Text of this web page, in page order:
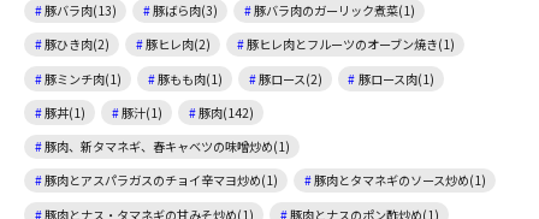
豚バラ肉(13)
豚ばら肉(3)
豚バラ肉のガーリック煮菜(1)
豚ひき肉(2)
豚ヒレ肉(2)
豚ヒレ肉とフルーツのオーブン焼き(1)
豚ミンチ肉(1)
豚もも肉(1) 豚ロース(2)
豚ロース肉(1)
豚丼(1)
豚汁(1)
豚肉(142)
豚肉、新タマネギ、春キャベツの味噌炒め(1)
豚肉とアスパラガスのチョイ辛マヨ炒め(1)
豚肉とタマネギのソース炒め(1)
豚肉とナス・タマネギの甘みそ炒め(1)
豚肉とナスのポン酢炒め(1)